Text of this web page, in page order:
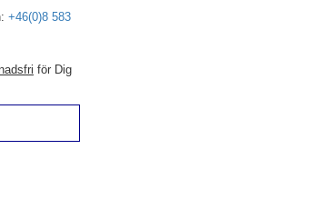
+46(0)8 583
för Dig